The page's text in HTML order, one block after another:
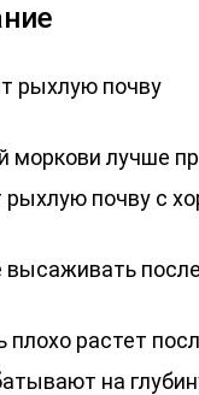
рыхлую почву
моркови лучше
рыхлую почву с
плохо растет
на